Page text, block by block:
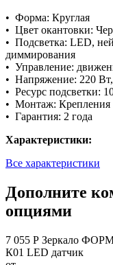
• Форма: Круглая
• Цвет окантовки:
• Подсветка: LED,
диммирования
• Управление:
• Напряжение: 220
• Ресурс подсветки:
• Монтаж: Крепления
• Гарантия: 2 года
Характеристики:
Все характеристики
Дополните
опциями
7 055 Р Зеркало
К01 LED датчик